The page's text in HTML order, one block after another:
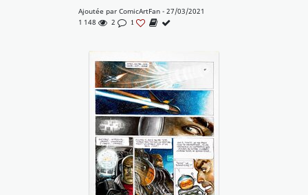
Ajoutée par ComicArtFan - 27/03/2021
1 148
2 1